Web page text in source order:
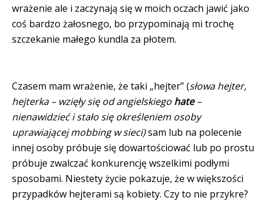
wrażenie ale i zaczynają się w moich oczach jawić jako
coś bardzo żałosnego, bo przypominają mi trochę
szczekanie małego kundla za płotem.
Czasem mam wrażenie, że taki „hejter” (słowa hejter,
hejterka – wzięły się od angielskiego hate–
nienawidzieći stało się określeniem osoby
uprawiającej mobbing w sieci)sam lub na polecenie
innej osoby próbuje się dowartościować lub po prostu
próbuje zwalczać konkurencję wszelkimi podłymi
sposobami. Niestety życie pokazuje, że w większości
przypadków hejterami są kobiety. Czy to nie przykre?